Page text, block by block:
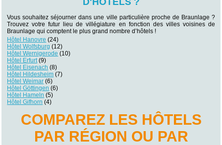
Vous souhaitez séjourner dans une ville particulière proche de Braunlage ?
Trouvez votre futur lieu de villégiature en fonction des villes voisines de
Braunlage qui comptent le plus grand nombre d’hôtels !
Hôtel Hanovre (24)
Hôtel Wolfsburg (12)
Hôtel Wernigerode (10)
Hôtel Erfurt(9)
Hôtel Eisenach (8)
Hôtel Hildesheim (7)
Hôtel Weimar (6)
Hôtel Göttingen (6)
Hôtel Hameln (5)
Hôtel Gifhorn (4)
COMPAREZ LES HÔTELS
PAR RÉGION OU PAR